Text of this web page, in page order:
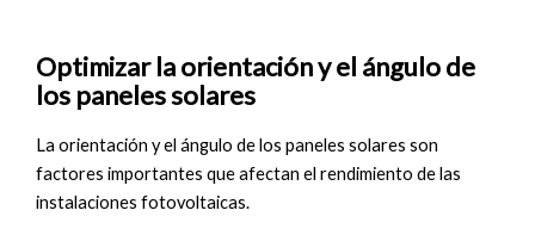
Optimizar la orientación y el ángulo de
los paneles solares
La orientación y el ángulo de los paneles solares son
factores importantes que afectan el rendimiento de las
instalaciones fotovoltaicas.